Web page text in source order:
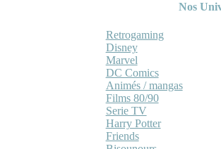
Nos
Retrogaming
Disney
Marvel
DC Comics
Animés / mangas
Films 80/90
Serie TV
Harry Potter
Friends